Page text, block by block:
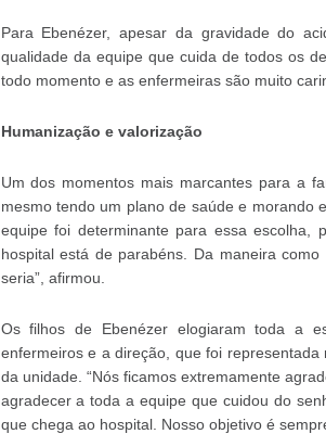
Para Ebenézer, apesar da gravidade do
qualidade da equipe que cuida de todos os
todo momento e as enfermeiras são muito
Humanização e valorização
Um dos momentos mais marcantes para a
mesmo tendo um plano de saúde e morando
equipe foi determinante para essa escolha,
hospital está de parabéns. Da maneira
seria”, afirmou.
Os filhos de Ebenézer elogiaram toda a
enfermeiros e a direção, que foi
da unidade. “Nós ficamos extremamente
agradecer a toda a equipe que cuidou do
que chega ao hospital. Nosso objetivo é